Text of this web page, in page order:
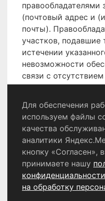
правообладателями
(почтовый адрес и
почты).
участков, подавшие
истечении
невозможности
связи с
лицах и их правах
Политика
Согласие на
© 2024 - 2026 Сетевое
портал Щёлково».
Для обеспечения
используем файлы
качества
аналитики
кнопку «Согласен»,
принимаете нашу
конфиденциальности
на обработку